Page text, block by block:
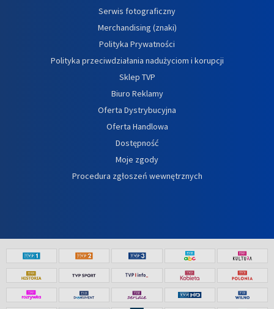
Serwis fotograficzny
Merchandising (znaki)
Polityka Prywatności
Polityka przeciwdziałania nadużyciom i korupcji
Sklep TVP
Biuro Reklamy
Oferta Dystrybucyjna
Oferta Handlowa
Dostępność
Moje zgody
Procedura zgłoszeń wewnętrznych